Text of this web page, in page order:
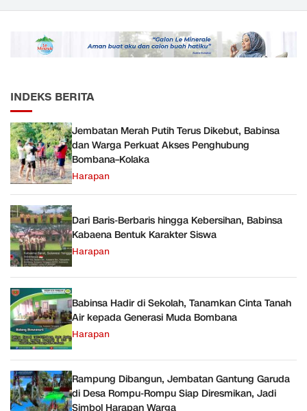
JMD dan JMF
INDEKS BERITA
Jembatan Merah Putih Terus Dikebut, Babinsa
dan Warga Perkuat Akses Penghubung
Bombana–Kolaka
Harapan
Dari Baris-Berbaris hingga Kebersihan, Babinsa
Kabaena Bentuk Karakter Siswa
Harapan
Babinsa Hadir di Sekolah, Tanamkan Cinta Tanah
Air kepada Generasi Muda Bombana
Harapan
Rampung Dibangun, Jembatan Gantung Garuda
di Desa Rompu-Rompu Siap Diresmikan, Jadi
Simbol Harapan Warga